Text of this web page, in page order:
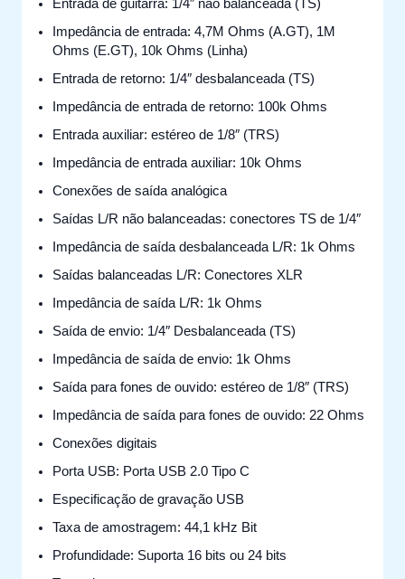
Entrada de guitarra: 1/4″ não balanceada (TS)
Impedância de entrada: 4,7M Ohms (A.GT), 1M
Ohms (E.GT), 10k Ohms (Linha)
Entrada de retorno: 1/4″ desbalanceada (TS)
Impedância de entrada de retorno: 100k Ohms
Entrada auxiliar: estéreo de 1/8″ (TRS)
Impedância de entrada auxiliar: 10k Ohms
Conexões de saída analógica
Saídas L/R não balanceadas: conectores TS de 1/4″
Impedância de saída desbalanceada L/R: 1k Ohms
Saídas balanceadas L/R: Conectores XLR
Impedância de saída L/R: 1k Ohms
Saída de envio: 1/4″ Desbalanceada (TS)
Impedância de saída de envio: 1k Ohms
Saída para fones de ouvido: estéreo de 1/8″ (TRS)
Impedância de saída para fones de ouvido: 22 Ohms
Conexões digitais
Porta USB: Porta USB 2.0 Tipo C
Especificação de gravação USB
Taxa de amostragem: 44,1 kHz Bit
Profundidade: Suporta 16 bits ou 24 bits